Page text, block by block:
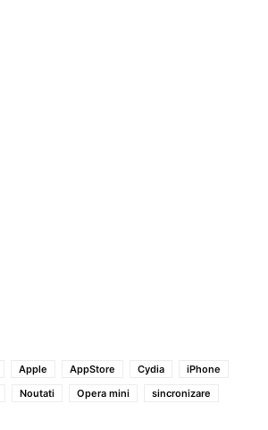
Apple AppStore Cydia
iPhone
Noutati Opera mini
sincronizare